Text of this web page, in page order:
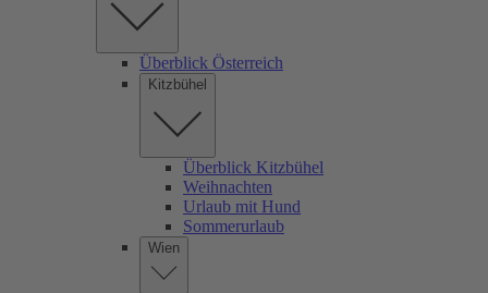
Überblick Österreich
Kitzbühel
Überblick Kitzbühel
Weihnachten
Urlaub mit Hund
Sommerurlaub
Wien